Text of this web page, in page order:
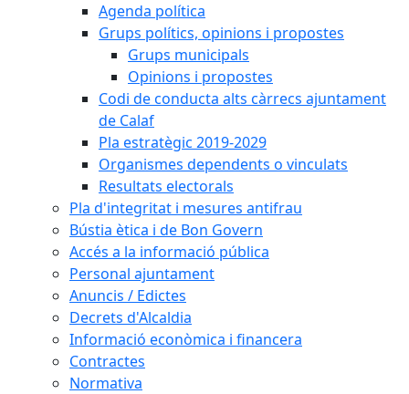
Agenda política
Grups polítics, opinions i propostes
Grups municipals
Opinions i propostes
Codi de conducta alts càrrecs ajuntament
de Calaf
Pla estratègic 2019-2029
Organismes dependents o vinculats
Resultats electorals
Pla d'integritat i mesures antifrau
Bústia ètica i de Bon Govern
Accés a la informació pública
Personal ajuntament
Anuncis / Edictes
Decrets d'Alcaldia
Informació econòmica i financera
Contractes
Normativa